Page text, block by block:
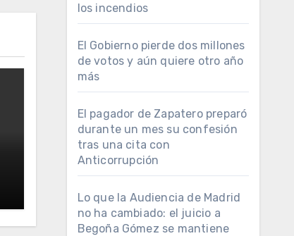
los incendios
El Gobierno pierde dos millones
de votos y aún quiere otro año
más
El pagador de Zapatero preparó
durante un mes su confesión
tras una cita con
Anticorrupción
Lo que la Audiencia de Madrid
no ha cambiado: el juicio a
Begoña Gómez se mantiene